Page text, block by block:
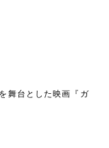
舞台とした映画『ガ